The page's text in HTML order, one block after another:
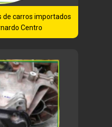
de carros importados
Centro